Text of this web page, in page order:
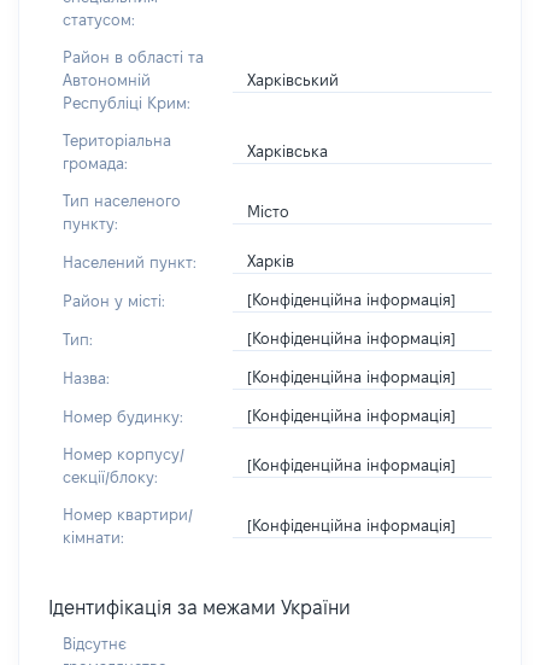
статусом:
Район в області та
Автономній
Республіці Крим:
Харківський
Територіальна
громада:
Харківська
Тип населеного
пункту:
Місто
Населений пункт: Харків
Район у місті: [Конфіденційна інформація]
Тип: [Конфіденційна інформація]
Назва: [Конфіденційна інформація]
Номер будинку: [Конфіденційна інформація]
Номер корпусу/
секції/блоку:
[Конфіденційна інформація]
Номер квартири/
кімнати:
[Конфіденційна інформація]
Ідентифікація за межами України
Відсутнє